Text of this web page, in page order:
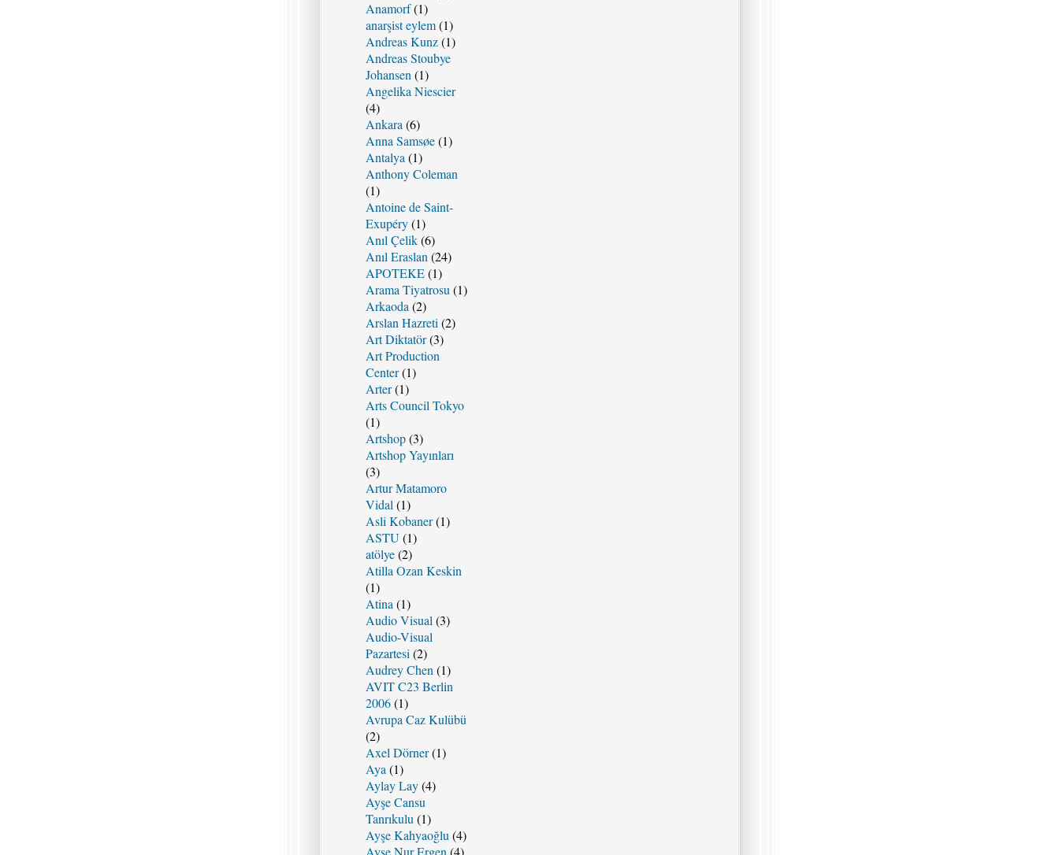
Anamorf(1)
anarşist eylem(1)
Andreas Kunz(1)
Andreas Stoubye
Johansen (1)
Angelika Niescier
(4)
Ankara (6)
Anna Samsøe(1)
Antalya (1)
Anthony Coleman
(1)
Antoine de Saint-
Exupéry(1)
Anıl Çelik(6)
Anıl Eraslan (24)
APOTEKE(1)
Arama Tiyatrosu (1)
Arkaoda (2)
Arslan Hazreti (2)
Art Diktatör(3)
Art Production
Center(1)
Arter(1)
Arts Council Tokyo
(1)
Artshop(3)
Artshop Yayınları
(3)
Artur Matamoro
Vidal (1)
Asli Kobaner(1)
ASTU (1)
atölye(2)
Atilla Ozan Keskin
(1)
Atina (1)
Audio Visual (3)
Audio-Visual
Pazartesi (2)
Audrey Chen (1)
AVIT C23 Berlin
2006(1)
Avrupa Caz Kulübü
(2)
Axel Dörner(1)
Aya (1)
Aylay Lay(4)
Ayşe Cansu
Tanrıkulu (1)
Ayşe Kahyaoğlu (4)
Ayşe Nur Ergen (4)